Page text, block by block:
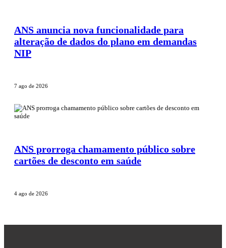
ANS anuncia nova funcionalidade para
alteração de dados do plano em demandas
NIP
7 ago de 2026
ANS prorroga chamamento público sobre
cartões de desconto em saúde
4 ago de 2026